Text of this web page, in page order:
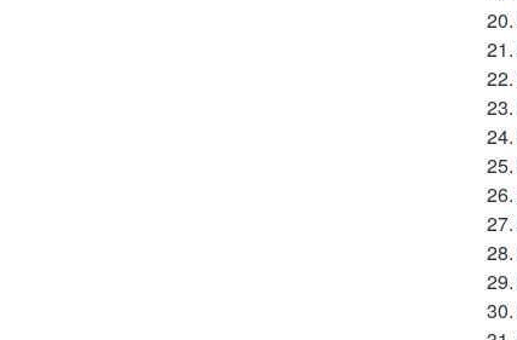
20.
21.
22.
23.
24.
25.
26.
27.
28.
29.
30.